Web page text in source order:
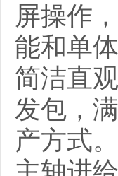
屏操作
能和单
简洁直
发包，
产方式。